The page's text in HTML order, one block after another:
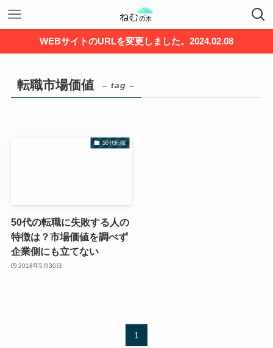
WEBサイトのURLを変更しました。2024.02.08
転職市場価値 – tag –
50代転職
50代の転職に失敗する人の
特徴は？市場価値を調べず
企業側にも立てない
2018年5月30日
1